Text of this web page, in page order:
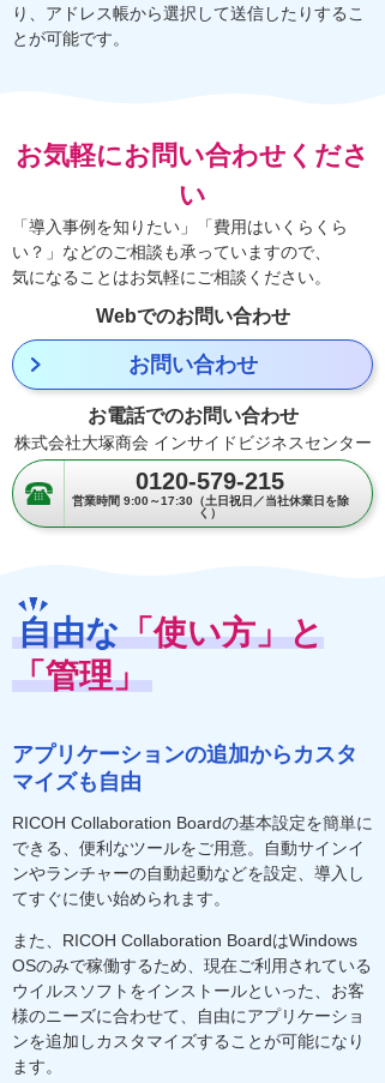
り、アドレス帳から選択して送信したりするこ
とが可能です。
お気軽にお問い合わせくださ
い
「導入事例を知りたい」「費用はいくらくら
い？」などのご相談も承っていますので、
気になることはお気軽にご相談ください。
Webでのお問い合わせ
お問い合わせ
お電話でのお問い合わせ
株式会社大塚商会 インサイドビジネスセンター
0120-579-215
営業時間 9:00～17:30（土日祝日／当社休業日を除
く）
自由な「使い方」と
「管理」
アプリケーションの追加からカスタ
マイズも自由
RICOH Collaboration Boardの基本設定を簡単に
できる、便利なツールをご用意。自動サインイ
ンやランチャーの自動起動などを設定、導入し
てすぐに使い始められます。
また、RICOH Collaboration BoardはWindows
OSのみで稼働するため、現在ご利用されている
ウイルスソフトをインストールといった、お客
様のニーズに合わせて、自由にアプリケーショ
ンを追加しカスタマイズすることが可能になり
ます。